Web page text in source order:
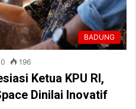
BADUNG
0 196
Ketua KPU RI,
Dinilai Inovatif